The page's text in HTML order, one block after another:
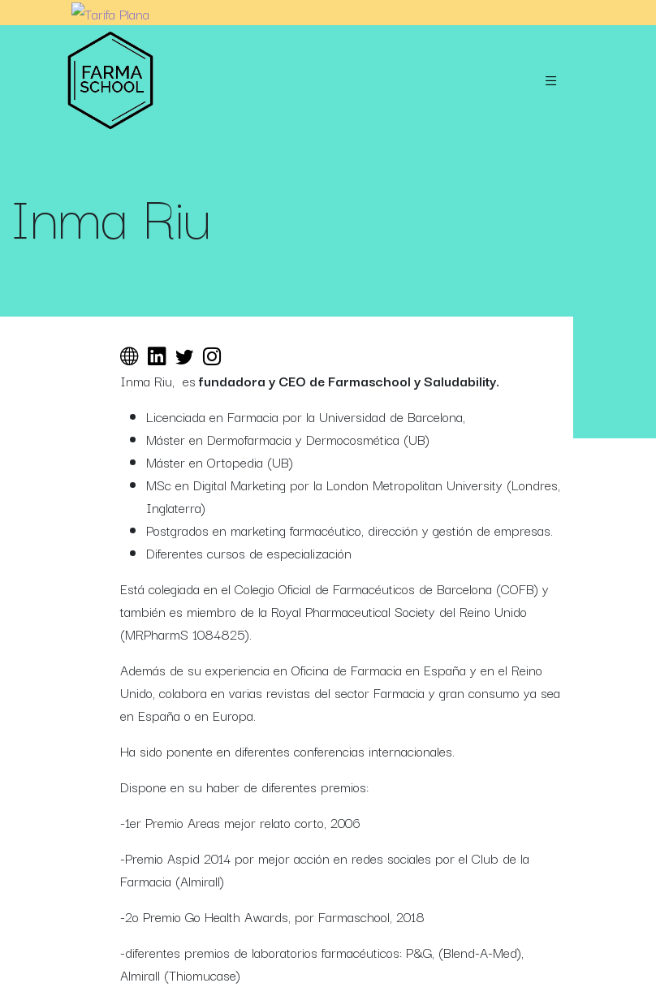
Inma Riu
Inma Riu, esfundadora y CEO de Farmaschool y Saludability.
Licenciada en Farmacia por la Universidad de Barcelona,
Máster en Dermofarmacia y Dermocosmética (UB)
Máster en Ortopedia (UB)
MSc en Digital Marketing por la London Metropolitan University (Londres,
Inglaterra)
Postgrados en marketing farmacéutico, dirección y gestión de empresas.
Diferentes cursos de especialización
Está colegiada en el Colegio Oficial de Farmacéuticos de Barcelona (COFB) y
también es miembro de la Royal Pharmaceutical Society del Reino Unido
(MRPharmS 1084825).
Además de su experiencia en Oficina de Farmacia en España y en el Reino
Unido, colabora en varias revistas del sector Farmacia y gran consumo ya sea
en España o en Europa.
Ha sido ponente en diferentes conferencias internacionales.
Dispone en su haber de diferentes premios:
-1er Premio Areas mejor relato corto, 2006
-Premio Aspid 2014 por mejor acción en redes sociales por el Club de la
Farmacia (Almirall)
-2o Premio Go Health Awards, por Farmaschool, 2018
-diferentes premios de laboratorios farmacéuticos: P&G, (Blend-A-Med),
Almirall (Thiomucase)